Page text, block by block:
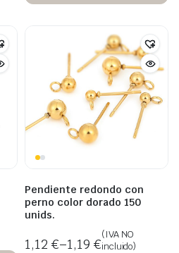
Pendiente redondo con
perno color dorado 150
unids.
1,12 €–1,19 €
(IVA NO
incluido)